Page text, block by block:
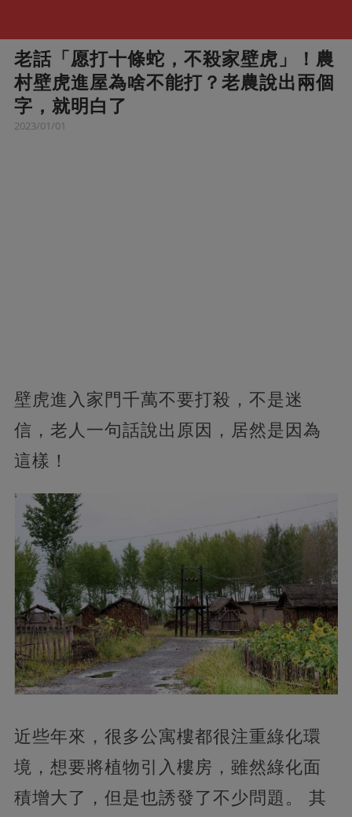
老話「愿打十條蛇，不殺家壁虎」！農
村壁虎進屋為啥不能打？老農說出兩個
字，就明白了
2023/01/01
壁虎進入家門千萬不要打殺，不是迷
信，老人一句話說出原因，居然是因為
這樣！
近些年來，很多公寓樓都很注重綠化環
境，想要將植物引入樓房，雖然綠化面
積增大了，但是也誘發了不少問題。 其